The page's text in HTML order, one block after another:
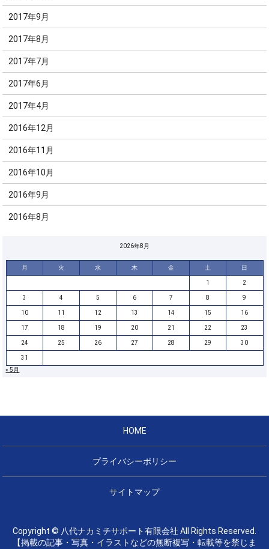
2017年9月
2017年8月
2017年7月
2017年6月
2017年4月
2016年12月
2016年11月
2016年10月
2016年9月
2016年8月
2026年8月
月 火 水 木 金 土 日
1 2
3 4 5 6 7 8 9
10 11 12 13 14 15 16
17 18 19 20 21 22 23
24 25 26 27 28 29 30
31
« 5月
HOME
プライバシーポリシー
サイトマップ
Copyright © 八代ナカミチサポート有限会社 All Rights Reserved.
【掲載の記事・写真・イラストなどの無断複写・転載等を禁じま